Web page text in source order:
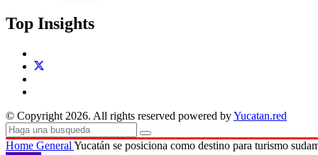
Top Insights
© Copyright 2026. All rights reserved powered byYucatan.red
Home General Yucatán se posiciona como destino para turismo